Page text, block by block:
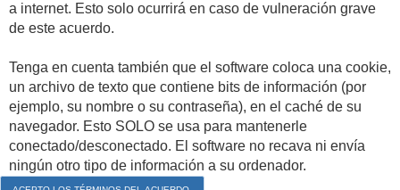
a internet. Esto solo ocurrirá en caso de vulneración grave
de este acuerdo.
Tenga en cuenta también que el software coloca una cookie,
un archivo de texto que contiene bits de información (por
ejemplo, su nombre o su contraseña), en el caché de su
navegador. Esto SOLO se usa para mantenerle
conectado/desconectado. El software no recava ni envía
ningún otro tipo de información a su ordenador.